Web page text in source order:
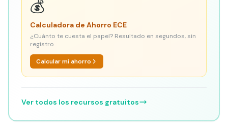
💰
Calculadora de Ahorro ECE
¿Cuánto te cuesta el papel? Resultado en segundos, sin
registro
Calcular mi ahorro
Ver todos los recursos gratuitos